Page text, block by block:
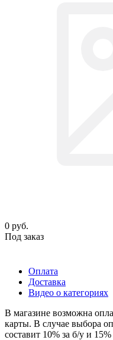
0 руб.
Под заказ
Оплата
Доставка
Видео о категориях
В магазине возможна
карты. В случае выбора
составит 10% за б/у и